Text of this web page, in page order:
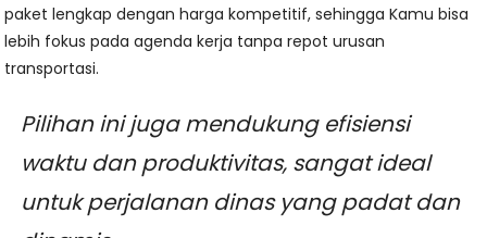
paket lengkap dengan harga kompetitif, sehingga Kamu bisa
lebih fokus pada agenda kerja tanpa repot urusan
transportasi.
Pilihan ini juga mendukung efisiensi
waktu dan produktivitas, sangat ideal
untuk perjalanan dinas yang padat dan